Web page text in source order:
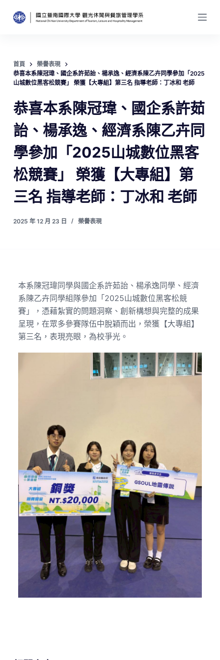
跳
至
內
容
首頁
榮譽表現
恭喜本系陳冠瑋、國企系許茹詒、楊承逸、經濟系陳乙卉同學參加「2025
山城數位黑客松競賽」 榮獲【大專組】第三名 指導老師：丁冰和 老師
恭喜本系陳冠瑋、國企系許茹
詒、楊承逸、經濟系陳乙卉同
學參加「2025山城數位黑客
松競賽」 榮獲【大專組】第
三名 指導老師：丁冰和 老師
2025 年 12 月 23 日 榮譽表現
本系陳冠瑋同學與國企系許茹詒、楊承逸同學、經濟
系陳乙卉同學組隊參加「2025山城數位黑客松競
賽」，憑藉紮實的問題洞察、創新構想與完整的成果
呈現，在眾多參賽隊伍中脫穎而出，榮獲【大專組】
第三名，表現亮眼，為校爭光。